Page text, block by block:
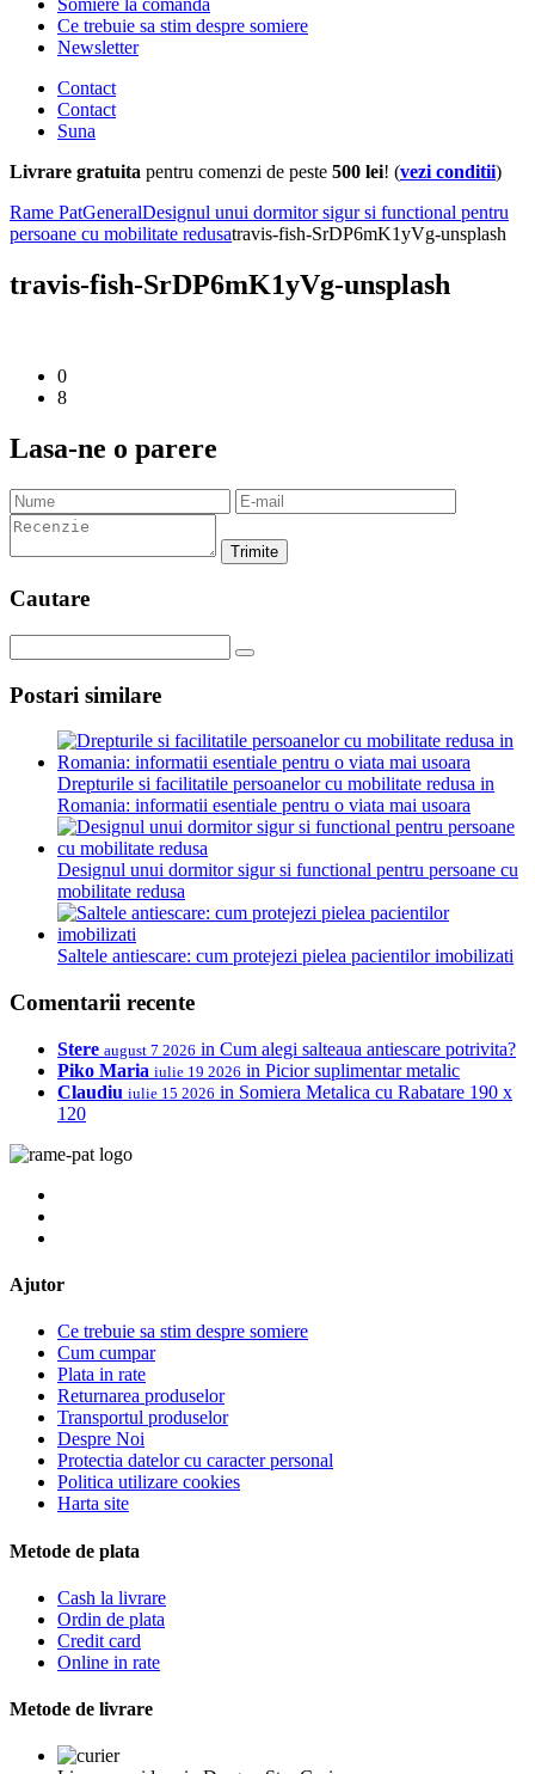
Ce trebuie sa stim despre somiere
Newsletter
Contact
Contact
Suna
Livrare gratuita pentru comenzi de peste 500 lei! (vezi conditii)
Rame PatGeneralDesignul unui dormitor sigur si functional pentru
persoane cu mobilitate redusatravis-fish-SrDP6mK1yVg-unsplash
travis-fish-SrDP6mK1yVg-unsplash
0
8
Lasa-ne o parere
Trimite
Cautare
Postari similare
Drepturile si facilitatile persoanelor cu mobilitate redusa in
Romania: informatii esentiale pentru o viata mai usoara
Designul unui dormitor sigur si functional pentru persoane cu
mobilitate redusa
Saltele antiescare: cum protejezi pielea pacientilor imobilizati
Comentarii recente
Stere august 7 2026 in Cum alegi salteaua antiescare potrivita?
Piko Maria iulie 19 2026 in Picior suplimentar metalic
Claudiu iulie 15 2026 in Somiera Metalica cu Rabatare 190 x
120
Ajutor
Ce trebuie sa stim despre somiere
Cum cumpar
Plata in rate
Returnarea produselor
Transportul produselor
Despre Noi
Protectia datelor cu caracter personal
Politica utilizare cookies
Harta site
Metode de plata
Cash la livrare
Ordin de plata
Credit card
Online in rate
Metode de livrare